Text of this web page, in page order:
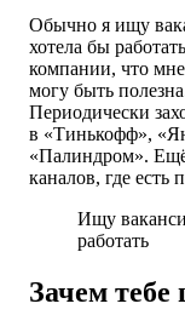
Обычно я ищу
хотела бы
компании, что
могу быть
Периодически
в «Тинькофф»,
«Палиндром». Ещё
каналов, где есть
Ищу
работать
Зачем